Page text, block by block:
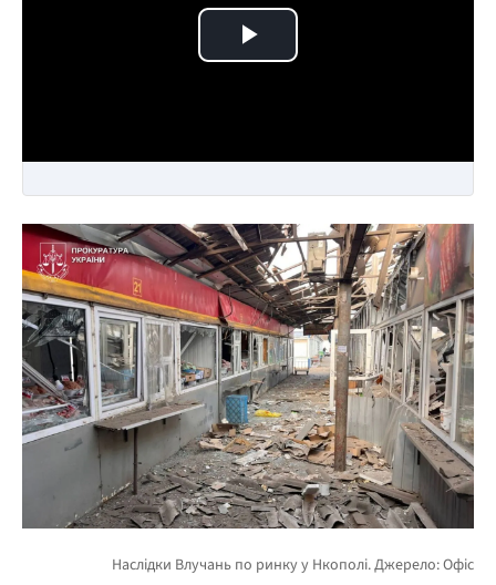
Play Video